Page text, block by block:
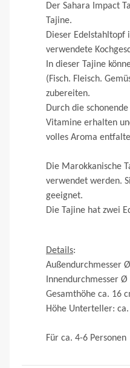
Der Sahara Impact
Tajine.
Dieser Edelstahltopf
verwendete
In dieser Tajine
(Fisch. Fleisch.
zubereiten.
Durch die
Vitamine erhalten
volles Aroma
Die Marokkanische
verwendet werden.
geeignet.
Die Tajine hat zwei
Details:
Außendurchmesser
Innendurchmesser Ø
Gesamthöhe ca. 16
Höhe Unterteller:
Für ca. 4-6 Personen